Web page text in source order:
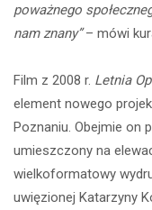
poważnego
nam znany”– mówi
Film z 2008 r. Letnia
element nowego
Poznaniu. Obejmie on
umieszczony na
wielkoformatowy
uwięzionej Katarzyny